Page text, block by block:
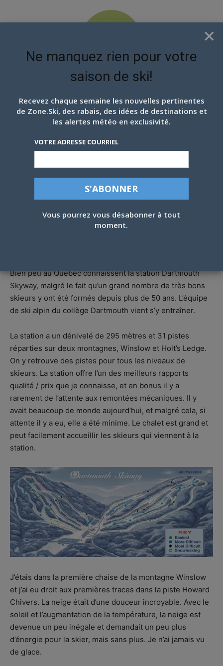
EN ATTENDANT LES
DARTMOUTH SKYWAY, NH UNE BELLE
DÉCOUVERTE – 18 FÉVRIER 2017
Bien peu au Québec connaissent la station Dartmouth
Skyway, malgré le fait qu’un grand nombre de très bons
skieurs y ont été formés depuis plus de 50 ans. L’équipe
de ski alpin du collège Dartmouth vient s’y entraîner.
La station a un dénivelé de 295 mètres et 31 pistes
réparties sur deux montagnes, Winslow et Holt’s Ledge.
On y retrouve des pistes pour tous les niveaux de
skieurs. La station offre l’un des meilleurs rapports
qualité / prix que je connaisse, et en bonus il y a
rarement de l’attente aux remontées mécaniques. Il y
avait beaucoup de monde aujourd’hui, et malgré cela, si
attente il y a eu, elle a été minime. Le chalet est grand et
peut facilement accueillir les skieurs qui viennent à la
station.
J’étais dans la première chaise de la montagne Winslow
et j’ai eu droit aux premières traces dans la piste Howard
Chivers. La neige était d’une douceur incroyable. Avec le
soleil et l’augmentation de la température, la neige est
devenue un peu inégale et demandait un peu plus
d’énergie pour la skier, mais sans plus. Je n’ai jamais vu
de glace.
×
Ne manquez rien pour votre
saison de ski!
Recevez chaque semaine les nouvelles pertinentes
de Zone.Ski, des rabais, des idées de destinations et
les alertes météo en exclusivité.
VOTRE ADRESSE COURRIEL
Vous pourrez vous désabonner à tout
moment.